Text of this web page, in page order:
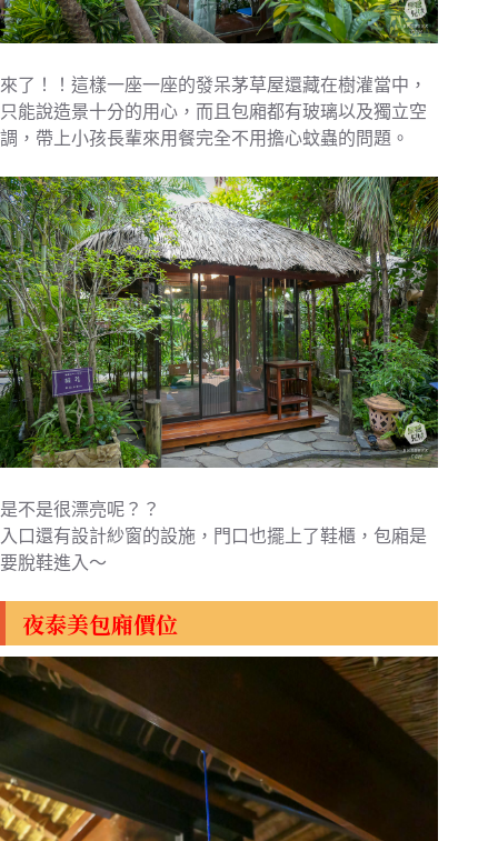
來了！！這樣一座一座的發呆茅草屋還藏在樹灌當中，
只能說造景十分的用心，而且包廂都有玻璃以及獨立空
調，帶上小孩長輩來用餐完全不用擔心蚊蟲的問題。
是不是很漂亮呢？？
入口還有設計紗窗的設施，門口也擺上了鞋櫃，包廂是
要脫鞋進入～
夜泰美包廂價位